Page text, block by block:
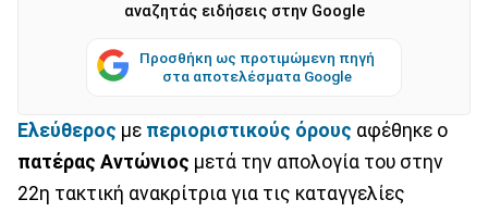
αναζητάς ειδήσεις στην Google
Προσθήκη ως προτιμώμενη πηγή
στα αποτελέσματα Google
Ελεύθερος με περιοριστικούς όρους αφέθηκε ο
πατέρας Αντώνιος μετά την απολογία του στην
22η τακτική ανακρίτρια για τις καταγγελίες